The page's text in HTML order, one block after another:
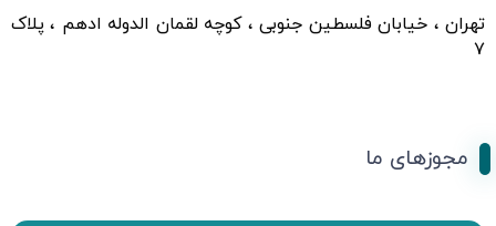
تهران ، خیابان فلسطین جنوبی ، کوچه لقمان الدوله ادهم ، پلاک
۷
مجوزهای ما